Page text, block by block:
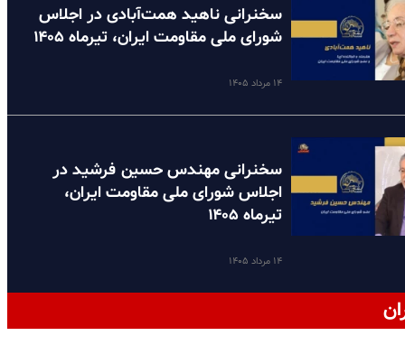
سخنرانی ناهید همت‌آبادی در اجلاس
شورای ملی مقاومت ایران، تیرماه ۱۴۰۵
۱۴ مرداد ۱۴۰۵
سخنرانی مهندس حسین فرشید در
اجلاس شورای ملی مقاومت ایران،
تیرماه ۱۴۰۵
۱۴ مرداد ۱۴۰۵